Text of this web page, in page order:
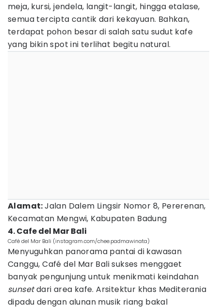
meja, kursi, jendela, langit-langit, hingga etalase,
semua tercipta cantik dari kekayuan. Bahkan,
terdapat pohon besar di salah satu sudut kafe
yang bikin spot ini terlihat begitu natural.
Alamat:Jalan Dalem Lingsir Nomor 8, Pererenan,
Kecamatan Mengwi, Kabupaten Badung
4. Cafe del Mar Bali
Café del Mar Bali (instagram.com/chee.padmawinata)
Menyuguhkan panorama pantai di kawasan
Canggu, Café del Mar Bali sukses menggaet
banyak pengunjung untuk menikmati keindahan
sunsetdari area kafe. Arsitektur khas Mediterania
dipadu dengan alunan musik riang bakal